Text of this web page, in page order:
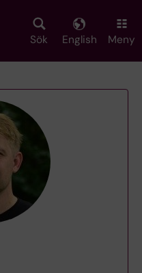
Sök English Meny